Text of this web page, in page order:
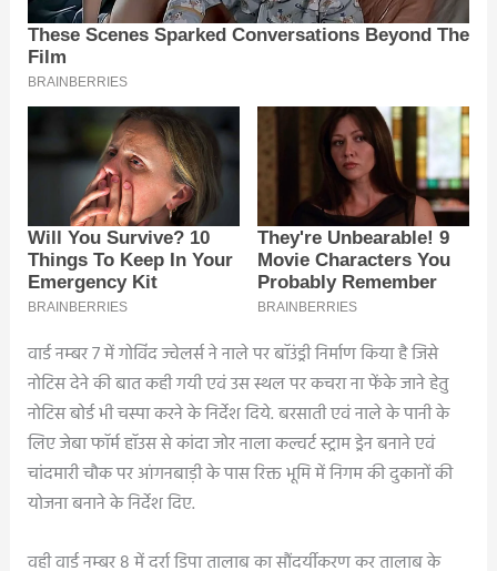
वार्ड नम्बर 7 में गोविंद ज्वेलर्स ने नाले पर बॉउंड्री निर्माण किया है जिसे
नोटिस देने की बात कही गयी एवं उस स्थल पर कचरा ना फेंके जाने हेतु
नोटिस बोर्ड भी चस्पा करने के निर्देश दिये. बरसाती एवं नाले के पानी के
लिए जेबा फॉर्म हॉउस से कांदा जोर नाला कल्वर्ट स्ट्राम ड्रेन बनाने एवं
चांदमारी चौक पर आंगनबाड़ी के पास रिक्त भूमि में निगम की दुकानों की
योजना बनाने के निर्देश दिए.
वही वार्ड नम्बर 8 में दर्रा डिपा तालाब का सौंदर्यीकरण कर तालाब के